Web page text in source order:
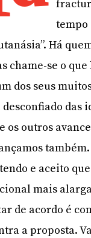
tempo
Há
chame-se o
dos seus
das
os outros
e aceito
mais
de acordo é
a proposta.